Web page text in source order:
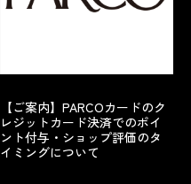
【ご案内】PARCOカードのク
レジットカード決済でのポイ
ント付与・ショップ評価のタ
イミングについて